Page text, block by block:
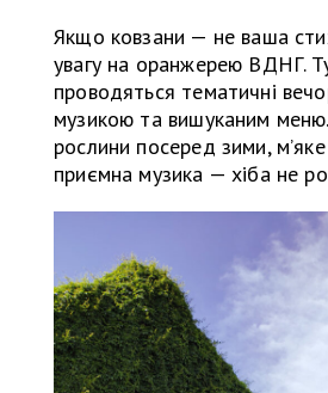
Якщо ковзани — не ваша
увагу на оранжерею ВДНГ.
проводяться тематичні
музикою та вишуканим меню.
рослини посеред зими,
приємна музика — хіба не